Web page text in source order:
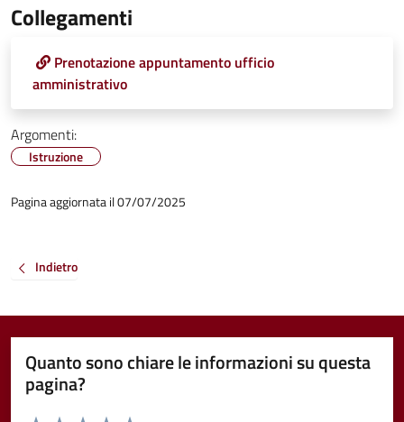
Collegamenti
Prenotazione appuntamento ufficio
amministrativo
Argomenti:
Istruzione
Pagina aggiornata il 07/07/2025
Indietro
Quanto sono chiare le informazioni su questa
pagina?